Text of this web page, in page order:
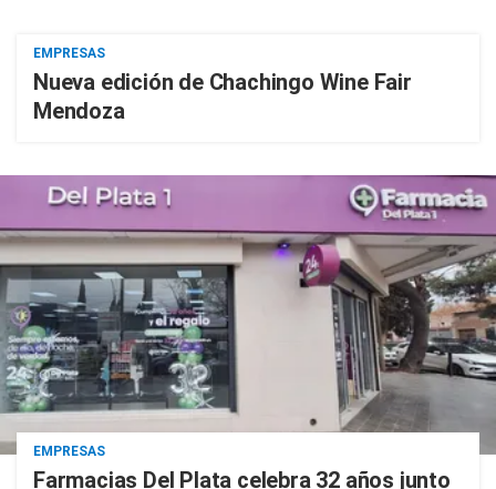
EMPRESAS
Nueva edición de Chachingo Wine Fair
Mendoza
EMPRESAS
Farmacias Del Plata celebra 32 años junto